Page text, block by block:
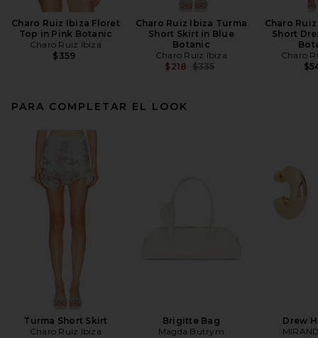
Charo Ruiz Ibiza Floret
Top in Pink Botanic
Charo Ruiz Ibiza
$359
Charo Ruiz Ibiza Turma
Short Skirt in Blue
Botanic
Charo Ruiz Ibiza
$218 Previous price:
$335
Charo
Short
Charo
PARA COMPLETAR EL LOOK
Turma Short Skirt
Charo Ruiz Ibiza
Brigitte Bag
Magda Butrym
Drew